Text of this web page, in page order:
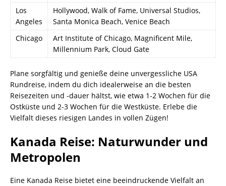
Los
Angeles
Hollywood, Walk of Fame, Universal Studios,
Santa Monica Beach, Venice Beach
Chicago
Art Institute of Chicago, Magnificent Mile,
Millennium Park, Cloud Gate
Plane sorgfältig und genieße deine unvergessliche USA
Rundreise, indem du dich idealerweise an die besten
Reisezeiten und -dauer hältst, wie etwa 1-2 Wochen für die
Ostküste und 2-3 Wochen für die Westküste. Erlebe die
Vielfalt dieses riesigen Landes in vollen Zügen!
Kanada Reise: Naturwunder und
Metropolen
Eine Kanada Reise bietet eine beeindruckende Vielfalt an